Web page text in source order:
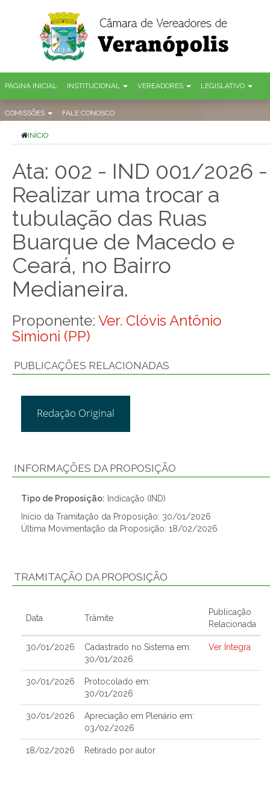
PÁGINA INICIAL INSTITUCIONAL VEREADORES LEGISLATIVO
COMISSÕES FALE CONOSCO
INÍCIO
Ata: 002 - IND 001/2026 -
Realizar uma trocar a
tubulação das Ruas
Buarque de Macedo e
Ceará, no Bairro
Medianeira.
Proponente: Ver. Clóvis Antônio
Simioni (PP)
PUBLICAÇÕES RELACIONADAS
Redação Original
INFORMAÇÕES DA PROPOSIÇÃO
Tipo de Proposição: Indicação (IND)
Início da Tramitação da Proposição: 30/01/2026
Última Movimentação da Proposição: 18/02/2026
TRAMITAÇÃO DA PROPOSIÇÃO
Data Trâmite
Publicação
Relacionada
30/01/2026
Cadastrado no Sistema em:
30/01/2026
Ver Íntegra
30/01/2026
Protocolado em:
30/01/2026
30/01/2026
Apreciação em Plenário em:
03/02/2026
18/02/2026 Retirado por autor